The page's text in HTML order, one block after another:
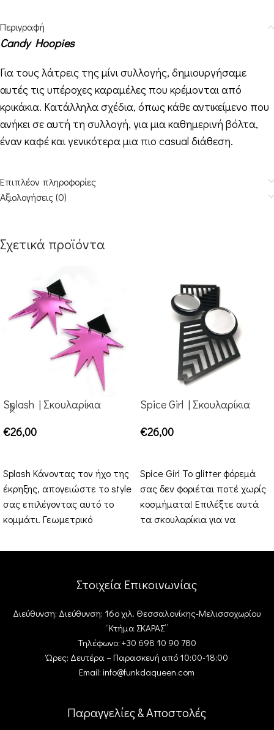
Περιγραφή
Candy Hoopies
Για τους λάτρεις της μίνι συλλογής, δημιουργήσαμε
αυτές τις υπέροχες καραμέλες που κρέμονται από
κρικάκια. Κατάλληλα σχέδια, όπως κάθε αντικείμενο που
ανήκει σε αυτή τη συλλογή, για μια καθημερινή βόλτα,
έναν καφέ και γενικότερα μια πιο casual διάθεση.
Επιπλέον πληροφορίες
Αξιολογήσεις (0)
Σχετικά προϊόντα
Splash | Σκουλαρίκια
€26,00
Splash Κάνοντας τον ήχο της
έκρηξης, απογειώστε το style
σας επιλέγοντας αυτό το
κομμάτι. Γεωμετρικό
εκρηκτικό
Spice Girl | Σκουλαρίκια
€26,00
Spice Girl Το glitter φόρεμά
σας δεν φοριέται ποτέ χωρίς
κοσμήματα! Επιλέξτε αυτά
τα σκουλαρίκια για να
Στοιχεία Επικοινωνίας
Διεύθυνση: Διεύθυνση: 16ο χιλ. Θεσσαλονίκης-Μελισσοχωρίου
“Κτήμα ΣΚΑΡΑΣ”
Τηλέφωνο: +30 698 10 90 780
Ώρες: Δευτέρα – Παρασκευή από 10:00-18:00
Email: info@funkdaqueen.com
Παραγγελίες & Αποστολές